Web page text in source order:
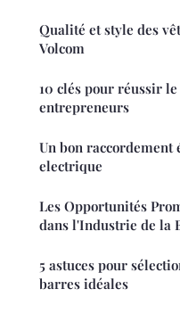
Qualité et style des
Volcom
10 clés pour réussir
entrepreneurs
Un bon raccordement
electrique
Les Opportunités
dans l'Industrie de la
5 astuces pour
barres idéales